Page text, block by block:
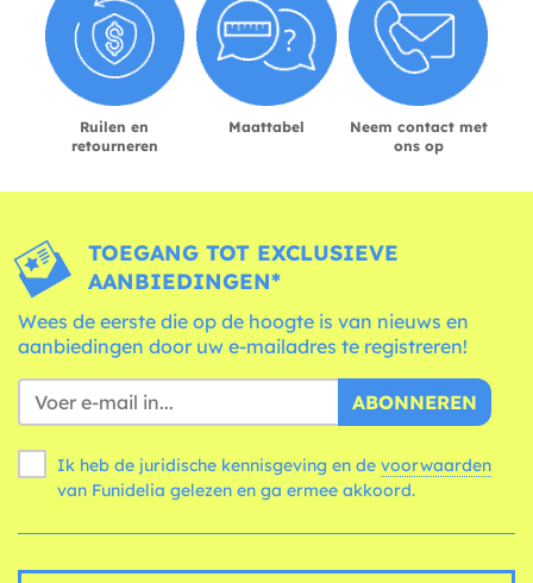
Ruilen en
retourneren
Maattabel
Neem contact met
ons op
TOEGANG TOT EXCLUSIEVE
AANBIEDINGEN*
Wees de eerste die op de hoogte is van nieuws en
aanbiedingen door uw e-mailadres te registreren!
ABONNEREN
Ik heb de juridische kennisgeving en de voorwaarden
van Funidelia gelezen en ga ermee akkoord.